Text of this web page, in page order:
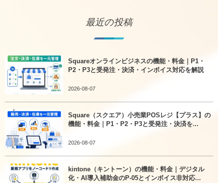
最近の投稿
Squareオンラインビジネスの機能・料金｜P1・
P2・P3と受発注・決済・インボイス対応を解説
2026-08-07
Square（スクエア）小売業POSレジ【プラス】の
機能・料金｜P1・P2・P3と受発注・決済を...
2026-08-07
kintone（キントーン）の機能・料金｜デジタル
化・AI導入補助金のP-05とインボイス非対応...